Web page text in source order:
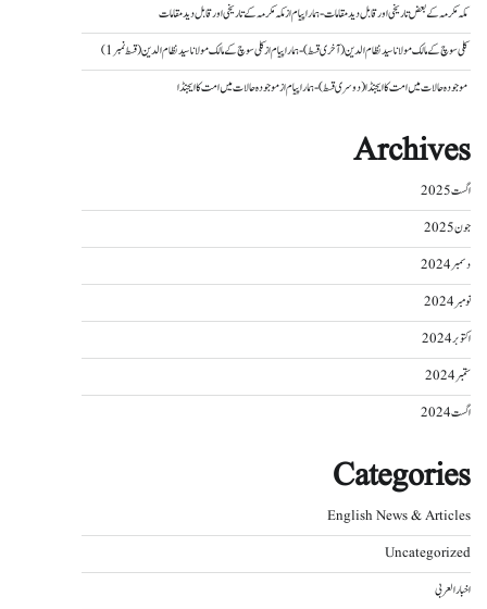
مکہ مکرمہ کے بعض تاریخی اور قابل دید مقامات - ہمارا پیامازمکہ مکرمہ کے تاریخی اور قابل دید مقامات
کلی سوچ کے مالک مولانا سید نظام الدین (آخری قسط) - ہمارا پیامازکلی سوچ کے مالک مولانا سید نظام الدین (قسط نمبر 1)
موجودہ حالات میں امت کا ایجنڈا (دوسری قسط) - ہمارا پیامازموجودہ حالات میں امت کا ایجنڈا
Archives
اگست 2025
جون 2025
دسمبر 2024
نومبر 2024
اکتوبر 2024
ستمبر 2024
اگست 2024
Categories
English News & Articles
Uncategorized
اخبار العربی